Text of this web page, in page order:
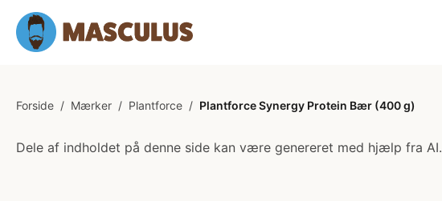
Forside / Mærker / Plantforce / Plantforce Synergy Protein Bær (400 g)
Dele af indholdet på denne side kan være genereret med hjælp fra AI.